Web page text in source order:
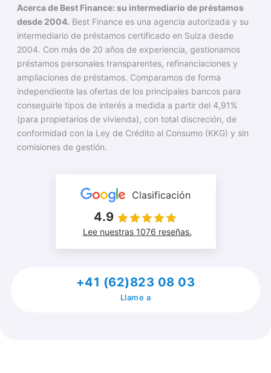
Acerca de Best Finance: su intermediario de préstamos
desde 2004. Best Finance es una agencia autorizada y su
intermediario de préstamos certificado en Suiza desde
2004. Con más de 20 años de experiencia, gestionamos
préstamos personales transparentes, refinanciaciones y
ampliaciones de préstamos. Comparamos de forma
independiente las ofertas de los principales bancos para
conseguirle tipos de interés a medida a partir del 4,91%
(para propietarios de vivienda), con total discreción, de
conformidad con la Ley de Crédito al Consumo (KKG) y sin
comisiones de gestión.
Clasificación
4.9
Lee nuestras 1076 reseñas.
+41 (62)823 08 03
Llame a